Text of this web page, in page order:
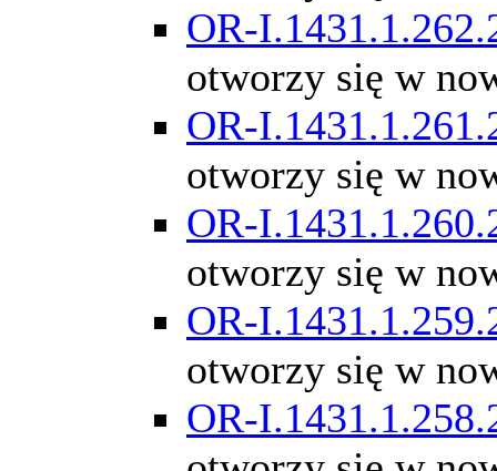
OR-
otworzy się w
OR-
otworzy się w
OR-
otworzy się w
OR-
otworzy się w
OR-